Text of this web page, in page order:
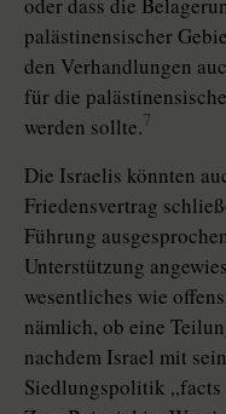
oder dass die
palästinensischer
den Verhandlungen
für die
werden sollte.7
Die Israelis könnten
Friedensvertrag
Führung
Unterstützung
wesentliches wie
nämlich, ob eine
nachdem Israel mit
Siedlungspolitik „facts